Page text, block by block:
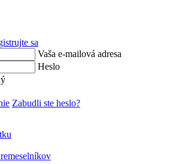
sa
Vaša e-mailová adresa
Heslo
Zabudli ste heslo?